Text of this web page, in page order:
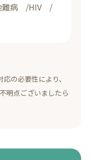
病
HIV
の必要性により、
明点ございましたら